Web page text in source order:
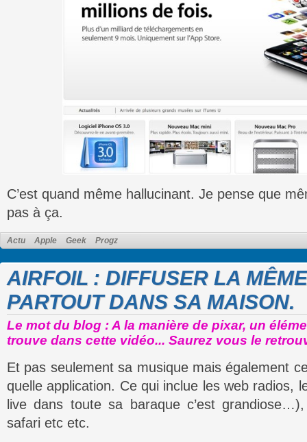
C’est quand même hallucinant. Je pense que
pas à ça.
Actu Apple Geek Progz
AIRFOIL : DIFFUSER LA
PARTOUT DANS SA MAISON.
Le mot du blog : A la manière de pixar, un
trouve dans cette vidéo... Saurez vous le
Et pas seulement sa musique mais également
quelle application. Ce qui inclue les web radios,
live dans toute sa baraque c’est
safari etc etc.